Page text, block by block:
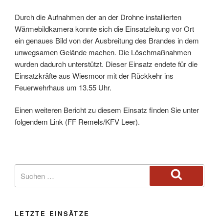
Durch die Aufnahmen der an der Drohne installierten
Wärmebildkamera konnte sich die Einsatzleitung vor Ort
ein genaues Bild von der Ausbreitung des Brandes in dem
unwegsamen Gelände machen. Die Löschmaßnahmen
wurden dadurch unterstützt. Dieser Einsatz endete für die
Einsatzkräfte aus Wiesmoor mit der Rückkehr ins
Feuerwehrhaus um 13.55 Uhr.
Einen weiteren Bericht zu diesem Einsatz finden Sie unter
folgendem Link (FF Remels/KFV Leer).
LETZTE EINSÄTZE